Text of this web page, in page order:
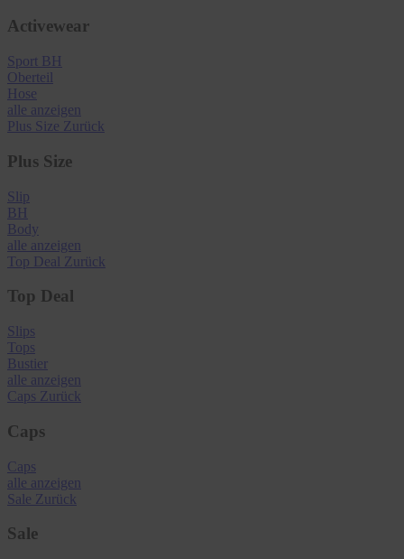
Activewear
Sport BH
Oberteil
Hose
alle anzeigen
Plus Size Zurück
Plus Size
Slip
BH
Body
alle anzeigen
Top Deal Zurück
Top Deal
Slips
Tops
Bustier
alle anzeigen
Caps Zurück
Caps
Caps
alle anzeigen
Sale Zurück
Sale